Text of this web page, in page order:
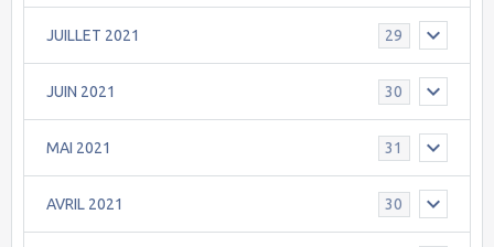
JUILLET 2021 29
JUIN 2021 30
MAI 2021 31
AVRIL 2021 30